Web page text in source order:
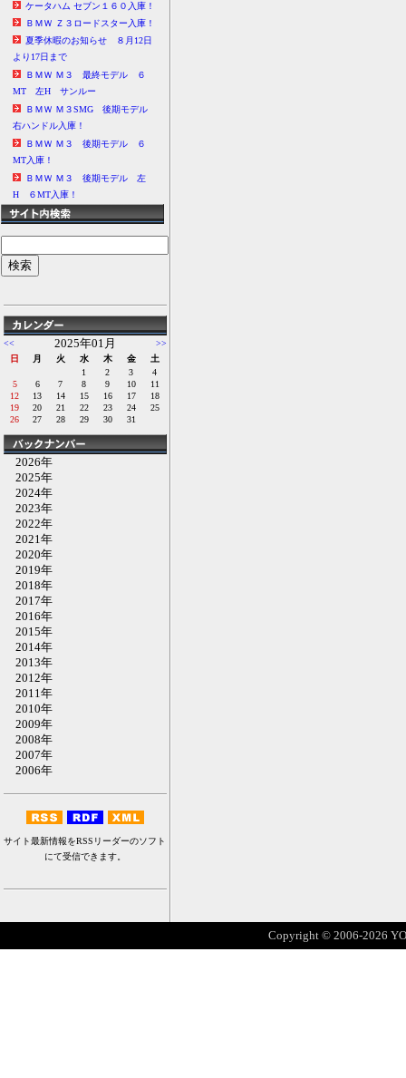
ケータハム セブン１６０入庫！
ＢＭＷ Ｚ３ロードスター入庫！
夏季休暇のお知らせ ８月12日
より17日まで
ＢＭＷ Ｍ３ 最終モデル ６
MT 左H サンルー
ＢＭＷ Ｍ３SMG 後期モデル
右ハンドル入庫！
ＢＭＷ Ｍ３ 後期モデル ６
MT入庫！
ＢＭＷ Ｍ３ 後期モデル 左
H ６MT入庫！
<< 2025年01月
>>
日
月 火 水 木 金
土
1
2 3
4
5
6 7 8 9 10
11
12
13 14 15 16 17
18
19
20 21 22 23 24
25
26
27 28 29 30 31
2026年
2025年
2024年
2023年
2022年
2021年
2020年
2019年
2018年
2017年
2016年
2015年
2014年
2013年
2012年
2011年
2010年
2009年
2008年
2007年
2006年
サイト最新情報をRSSリーダーのソフト
にて受信できます。
Copyright © 2006-2026